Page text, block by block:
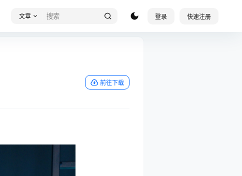
文章 登录 快速注册
前往下载